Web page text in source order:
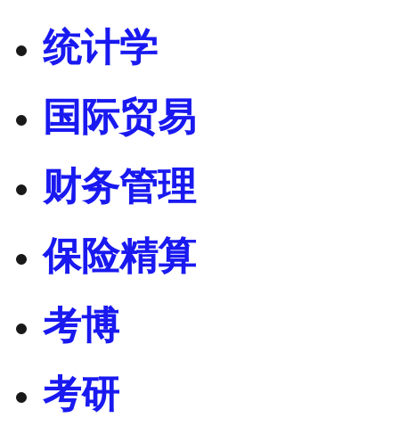
统计学
国际贸易
财务管理
保险精算
考博
考研